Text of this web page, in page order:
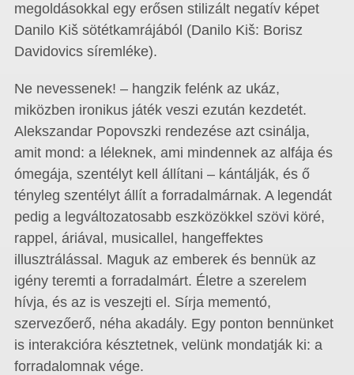
megoldásokkal egy erősen stilizált negatív képet
Danilo Kiš sötétkamrájából (Danilo Kiš: Borisz
Davidovics síremléke).
Ne nevessenek! – hangzik felénk az ukáz,
miközben ironikus játék veszi ezután kezdetét.
Alekszandar Popovszki rendezése azt csinálja,
amit mond: a léleknek, ami mindennek az alfája és
ómegája, szentélyt kell állítani – kántálják, és ő
tényleg szentélyt állít a forradalmárnak. A legendát
pedig a legváltozatosabb eszközökkel szövi köré,
rappel, áriával, musicallel, hangeffektes
illusztrálással. Maguk az emberek és bennük az
igény teremti a forradalmárt. Életre a szerelem
hívja, és az is veszejti el. Sírja mementó,
szervezőerő, néha akadály. Egy ponton bennünket
is interakcióra késztetnek, velünk mondatják ki: a
forradalomnak vége.